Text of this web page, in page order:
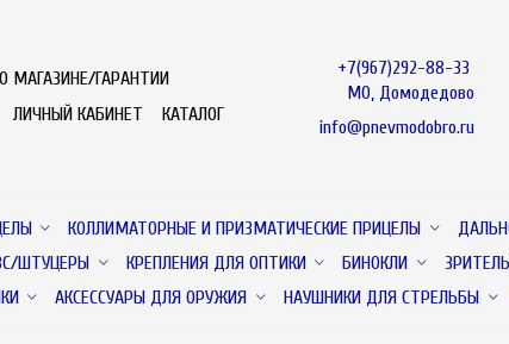
О МАГАЗИНЕ/ГАРАНТИИ
ЛИЧНЫЙ КАБИНЕТ КАТАЛОГ
+7(967)292-88-33
МО, Домодедово
info@pnevmodobro.ru
КОЛЛИМАТОРНЫЕ И ПРИЗМАТИЧЕСКИЕ ПРИЦЕЛЫ
ШТУЦЕРЫ КРЕПЛЕНИЯ ДЛЯ ОПТИКИ БИНОКЛИ
АКСЕССУАРЫ ДЛЯ ОРУЖИЯ НАУШНИКИ ДЛЯ СТРЕЛЬБЫ